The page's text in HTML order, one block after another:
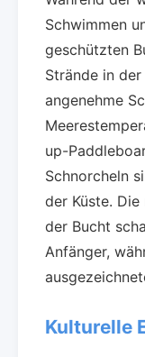
Schwimmen
geschützten
Strände in
angenehme
up-
Schnorcheln
der Küste.
der Bucht
Anfänger,
Kulturelle